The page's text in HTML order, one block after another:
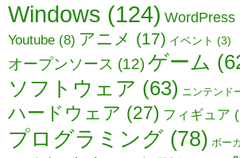
Windows (124) WordPress
Youtube (8) アニメ (17) イベント (3)
オープンソース (12)ゲーム
ソフトウェア (63) ニンテンド
ハードウェア (27) フィギュア
プログラミング (78) ボー